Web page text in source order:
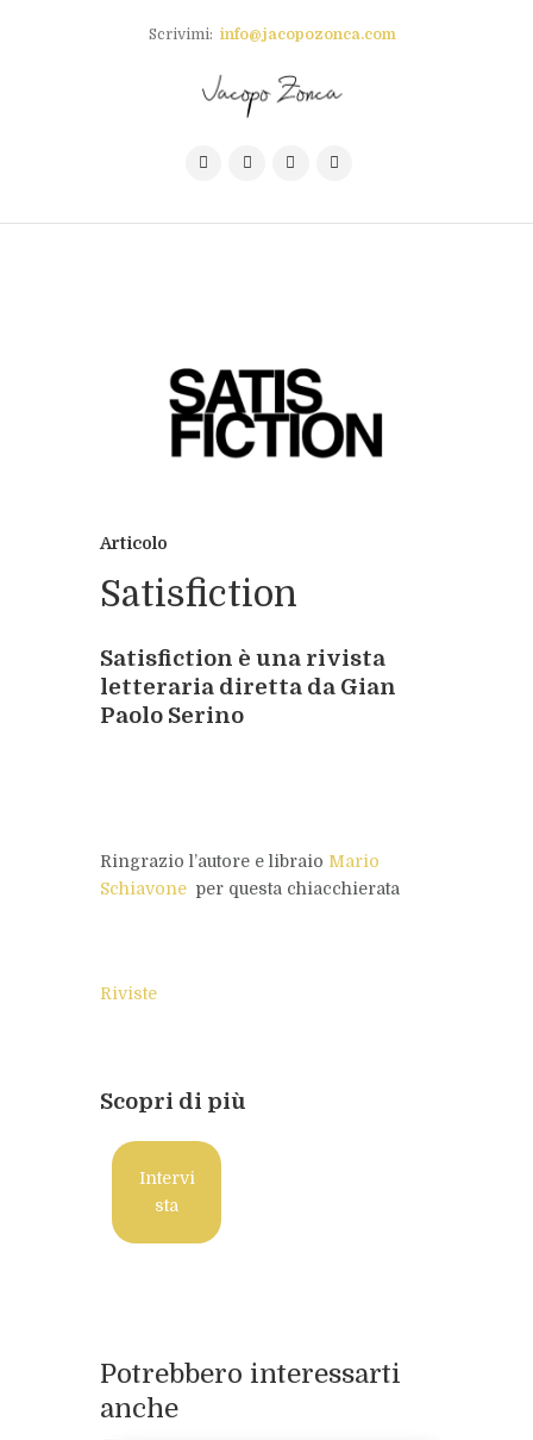
Scrivimi: info@jacopozonca.com
Articolo
Satisfiction
Satisfiction è una rivista
letteraria diretta da Gian
Paolo Serino
Ringrazio l’autore e libraio Mario
Schiavone per questa chiacchierata
Riviste
Scopri di più
Intervi
sta
Potrebbero interessarti
anche